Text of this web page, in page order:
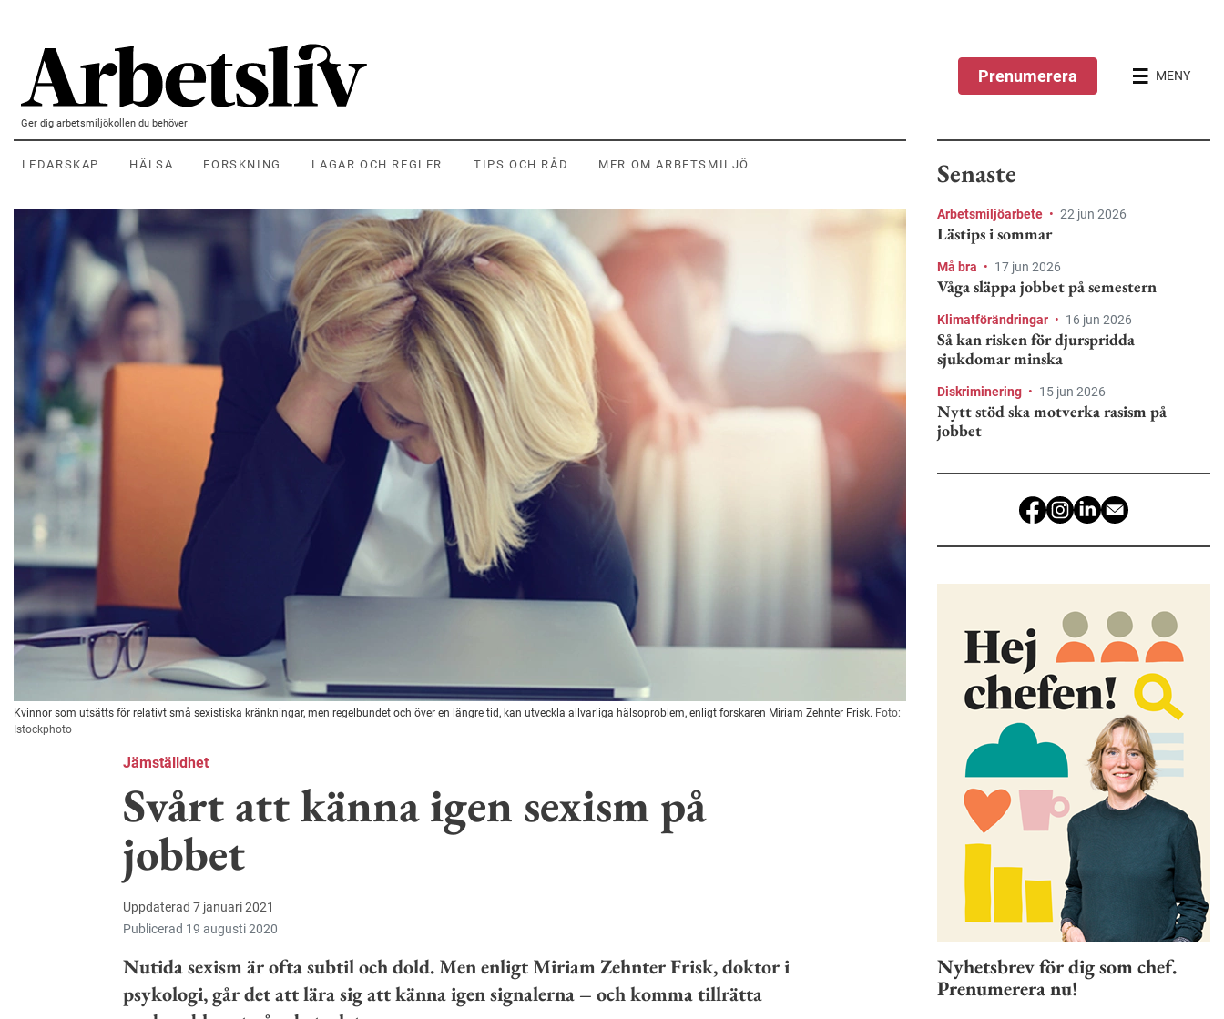
Ger dig arbetsmiljökollen du behöver
LEDARSKAP HÄLSA FORSKNING LAGAR OCH REGLER TIPS OCH RÅD MER OM ARBETSMILJÖ
Prenumerera MENY
Kvinnor som utsätts för relativt små sexistiska kränkningar, men regelbundet och över en längre tid, kan utveckla allvarliga hälsoproblem, enligt forskaren Miriam Zehnter Frisk. Foto:
Istockphoto
Jämställdhet
Svårt att känna igen sexism på
jobbet
Uppdaterad 7 januari 2021
Publicerad 19 augusti 2020
Nutida sexism är ofta subtil och dold. Men enligt Miriam Zehnter Frisk, doktor i
psykologi, går det att lära sig att känna igen signalerna – och komma tillrätta
Senaste
Arbetsmiljöarbete • 22 jun 2026
Lästips i sommar
Må bra • 17 jun 2026
Våga släppa jobbet på semestern
Klimatförändringar • 16 jun 2026
Så kan risken för djurspridda
sjukdomar minska
Diskriminering • 15 jun 2026
Nytt stöd ska motverka rasism på
jobbet
Nyhetsbrev för dig som chef.
Prenumerera nu!